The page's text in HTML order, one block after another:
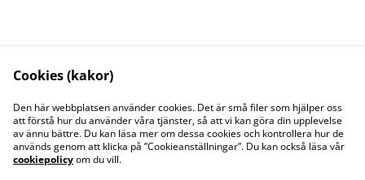
Kontakt
Juridisk information
Integritetspolicy
Cookiepolicy
Cookies (kakor)
Den här webbplatsen använder cookies. Det är små filer som hjälper oss
att förstå hur du använder våra tjänster, så att vi kan göra din upplevelse
av ännu bättre. Du kan läsa mer om dessa cookies och kontrollera hur de
används genom att klicka på ”Cookieanställningar”. Du kan också läsa vår
cookiepolicyom du vill.